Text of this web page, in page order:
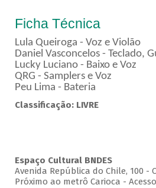
Ficha Técnica
Lula Queiroga - Voz e Violão
Daniel Vasconcelos - Teclado,
Lucky Luciano - Baixo e Voz
QRG - Samplers e Voz
Peu Lima - Bateria
Classificação: LIVRE
Espaço Cultural BNDES
Avenida República do Chile, 100 -
Próximo ao metrô Carioca -